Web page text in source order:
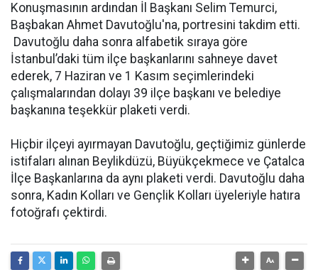
Konuşmasının ardından İl Başkanı Selim Temurci,
Başbakan Ahmet Davutoğlu'na, portresini takdim etti.
Davutoğlu daha sonra alfabetik sıraya göre
İstanbul’daki tüm ilçe başkanlarını sahneye davet
ederek, 7 Haziran ve 1 Kasım seçimlerindeki
çalışmalarından dolayı 39 ilçe başkanı ve belediye
başkanına teşekkür plaketi verdi.
Hiçbir ilçeyi ayırmayan Davutoğlu, geçtiğimiz günlerde
istifaları alınan Beylikdüzü, Büyükçekmece ve Çatalca
İlçe Başkanlarına da aynı plaketi verdi. Davutoğlu daha
sonra, Kadın Kolları ve Gençlik Kolları üyeleriyle hatıra
fotoğrafı çektirdi.